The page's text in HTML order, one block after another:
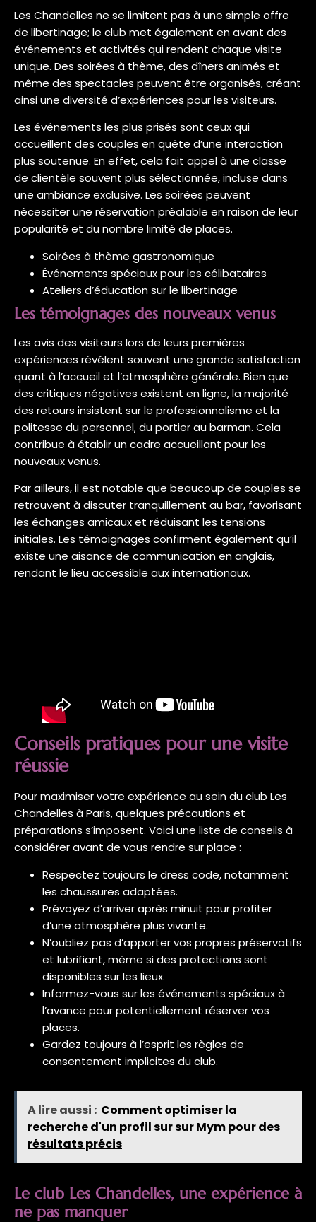
Les Chandelles ne se limitent pas à une simple offre
de libertinage; le club met également en avant des
événements et activités qui rendent chaque visite
unique. Des soirées à thème, des dîners animés et
même des spectacles peuvent être organisés, créant
ainsi une diversité d’expériences pour les visiteurs.
Les événements les plus prisés sont ceux qui
accueillent des couples en quête d’une interaction
plus soutenue. En effet, cela fait appel à une classe
de clientèle souvent plus sélectionnée, incluse dans
une ambiance exclusive. Les soirées peuvent
nécessiter une réservation préalable en raison de leur
popularité et du nombre limité de places.
Soirées à thème gastronomique
Événements spéciaux pour les célibataires
Ateliers d’éducation sur le libertinage
Les témoignages des nouveaux venus
Les avis des visiteurs lors de leurs premières
expériences révélent souvent une grande satisfaction
quant à l’accueil et l’atmosphère générale. Bien que
des critiques négatives existent en ligne, la majorité
des retours insistent sur le professionnalisme et la
politesse du personnel, du portier au barman. Cela
contribue à établir un cadre accueillant pour les
nouveaux venus.
Par ailleurs, il est notable que beaucoup de couples se
retrouvent à discuter tranquillement au bar, favorisant
les échanges amicaux et réduisant les tensions
initiales. Les témoignages confirment également qu’il
existe une aisance de communication en anglais,
rendant le lieu accessible aux internationaux.
Conseils pratiques pour une visite
réussie
Pour maximiser votre expérience au sein du club Les
Chandelles à Paris, quelques précautions et
préparations s’imposent. Voici une liste de conseils à
considérer avant de vous rendre sur place :
Respectez toujours le dress code, notamment
les chaussures adaptées.
Prévoyez d’arriver après minuit pour profiter
d’une atmosphère plus vivante.
N’oubliez pas d’apporter vos propres préservatifs
et lubrifiant, même si des protections sont
disponibles sur les lieux.
Informez-vous sur les événements spéciaux à
l’avance pour potentiellement réserver vos
places.
Gardez toujours à l’esprit les règles de
consentement implicites du club.
A lire aussi : Comment optimiser la
recherche d'un profil sur sur Mym pour des
résultats précis
Le club Les Chandelles, une expérience à
ne pas manquer